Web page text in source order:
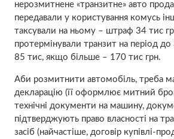
нерозмитнене «транзитне» авто
передавали у користування комусь
таксували на ньому – штраф 34 тис
протермінували транзит на період до
85 тис, якщо більше – 170 тис грн.
Аби розмитнити автомобіль, треба
декларацію (її оформлює митний
технічні документи на машину,
підтверджують право власності на
засіб (найчастіше, договір купівлі-